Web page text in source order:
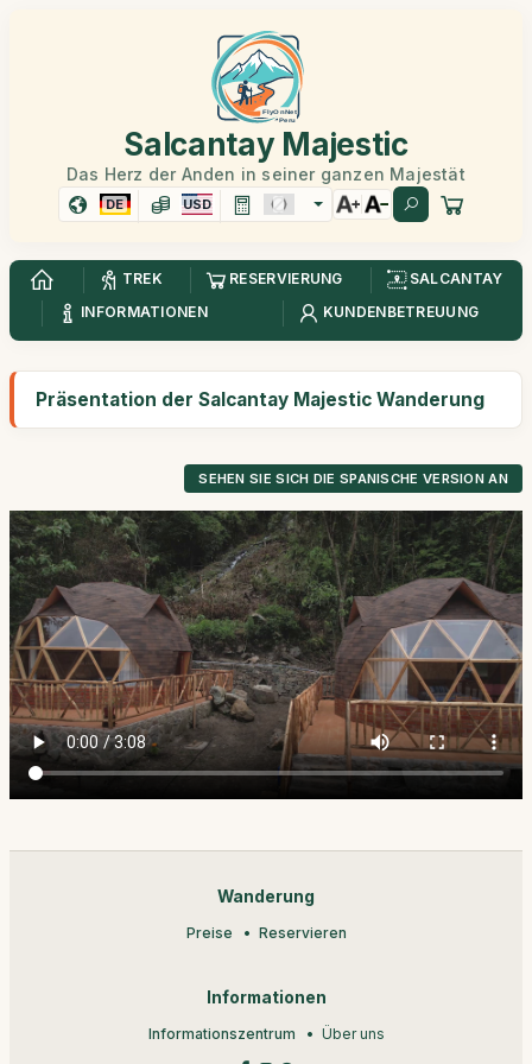
Salcantay Majestic
Das Herz der Anden in seiner ganzen Majestät
DE USD
TREK RESERVIERUNG
SALCANTAY
INFORMATIONEN
KUNDENBETREUUNG
Präsentation der Salcantay Majestic Wanderung
SEHEN SIE SICH DIE SPANISCHE VERSION AN
Wanderung
Preise Reservieren
Informationen
Informationszentrum Über uns